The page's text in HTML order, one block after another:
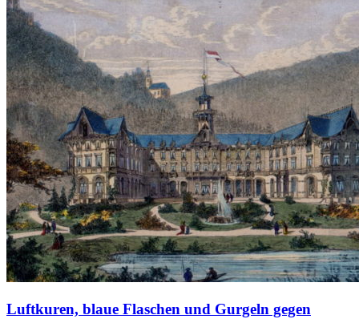
Luftkuren, blaue Flaschen und Gurgeln gegen